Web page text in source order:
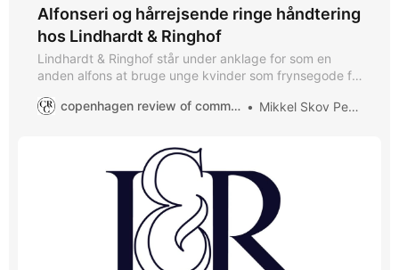
Alfonseri og hårrejsende ringe håndtering
hos Lindhardt & Ringhof
Lindhardt & Ringhof står under anklage for som en
anden alfons at bruge unge kvinder som frynsegode for
på kritikken med aggressiv victim blaming, men trak
dobbeltkrise. Metoo-bølgen har ramt forlagsbranchen
copenhagen review of communication Mikkel Skov Petersen